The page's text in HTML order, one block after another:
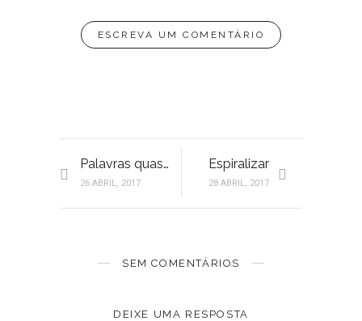
ESCREVA UM COMENTÁRIO
Palavras quase perfeitas # Liberdade
26 ABRIL, 2017
Espiralizar
28 ABRIL, 2017
SEM COMENTÁRIOS
DEIXE UMA RESPOSTA